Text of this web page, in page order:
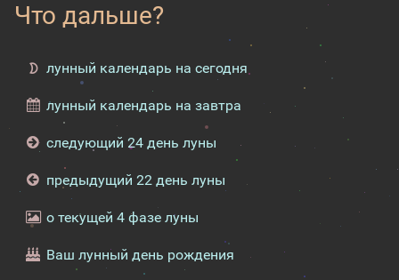
Что дальше?
лунный календарь на сегодня
лунный календарь на завтра
следующий 24 день луны
предыдущий 22 день луны
о текущей 4 фазе луны
Ваш лунный день рождения